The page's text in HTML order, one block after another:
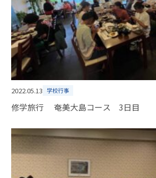
2022.05.13 学校行事
修学旅行 奄美大島コース 3日目